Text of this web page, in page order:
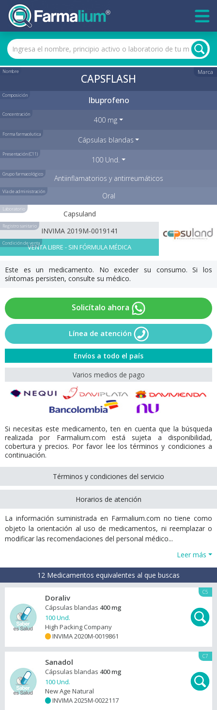
Nombre Marca
CAPSFLASH
Composición Ibuprofeno
Concentración
400 mg
Forma farmacéutica
Cápsulas blandas
Presentación (C11)
100 Und.
Grupo farmacológico Antiinflamatorios y antirreumáticos
Vía de administración Oral
Laboratorio
Capsuland
Registro sanitario
INVIMA 2019M-0019141
Condición de ventaVENTA LIBRE - SIN FÓRMULA MÉDICA
Este es un medicamento. No exceder su consumo. Si los
síntomas persisten, consulte su médico.
Solicítalo ahora
Línea de atención
Envíos a todo el país
Varios medios de pago
Si necesitas este medicamento, ten en cuenta que la búsqueda
realizada por Farmalium.com está sujeta a disponibilidad,
cobertura y precios. Por favor lee los términos y condiciones a
continuación.
Términos y condiciones del servicio
Horarios de atención
La información suministrada en Farmalium.com no tiene como
objeto la orientación al uso de medicamentos, ni reemplazar o
modificar las recomendaciones del personal médico...
Leer más
12 Medicamentos equivalentes al que buscas
C5
Doraliv
Cápsulas blandas 400 mg
100 Und.
High Packing Company
INVIMA 2020M-0019861
C7
Sanadol
Cápsulas blandas 400 mg
100 Und.
New Age Natural
INVIMA 2025M-0022117